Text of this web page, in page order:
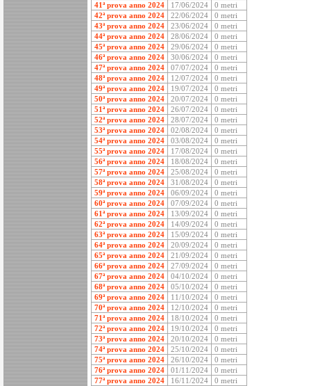
41ª prova anno 2024
17/06/2024
0 metri
42ª prova anno 2024
22/06/2024
0 metri
43ª prova anno 2024
23/06/2024
0 metri
44ª prova anno 2024
28/06/2024
0 metri
45ª prova anno 2024
29/06/2024
0 metri
46ª prova anno 2024
30/06/2024
0 metri
47ª prova anno 2024
07/07/2024
0 metri
48ª prova anno 2024
12/07/2024
0 metri
49ª prova anno 2024
19/07/2024
0 metri
50ª prova anno 2024
20/07/2024
0 metri
51ª prova anno 2024
26/07/2024
0 metri
52ª prova anno 2024
28/07/2024
0 metri
53ª prova anno 2024
02/08/2024
0 metri
54ª prova anno 2024
03/08/2024
0 metri
55ª prova anno 2024
17/08/2024
0 metri
56ª prova anno 2024
18/08/2024
0 metri
57ª prova anno 2024
25/08/2024
0 metri
58ª prova anno 2024
31/08/2024
0 metri
59ª prova anno 2024
06/09/2024
0 metri
60ª prova anno 2024
07/09/2024
0 metri
61ª prova anno 2024
13/09/2024
0 metri
62ª prova anno 2024
14/09/2024
0 metri
63ª prova anno 2024
15/09/2024
0 metri
64ª prova anno 2024
20/09/2024
0 metri
65ª prova anno 2024
21/09/2024
0 metri
66ª prova anno 2024
27/09/2024
0 metri
67ª prova anno 2024
04/10/2024
0 metri
68ª prova anno 2024
05/10/2024
0 metri
69ª prova anno 2024
11/10/2024
0 metri
70ª prova anno 2024
12/10/2024
0 metri
71ª prova anno 2024
18/10/2024
0 metri
72ª prova anno 2024
19/10/2024
0 metri
73ª prova anno 2024
20/10/2024
0 metri
74ª prova anno 2024
25/10/2024
0 metri
75ª prova anno 2024
26/10/2024
0 metri
76ª prova anno 2024
01/11/2024
0 metri
77ª prova anno 2024
16/11/2024
0 metri